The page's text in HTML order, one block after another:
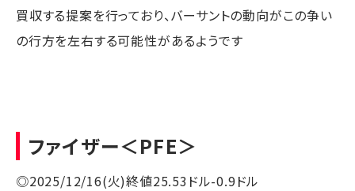
買収する提案を行っており、バーサントの動向がこの争い
の行方を左右する可能性があるようです
ファイザー＜PFE＞
◎2025/12/16(火)終値25.53ドル-0.9ドル